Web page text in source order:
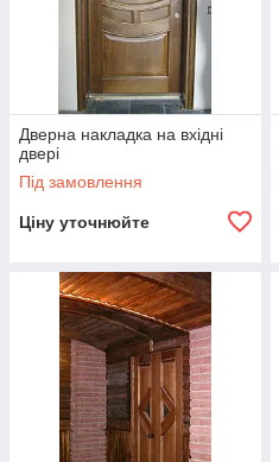
Дверна накладка на вхідні
двері
Під замовлення
Ціну уточнюйте